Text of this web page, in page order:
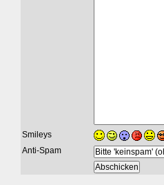
Smileys
Anti-Spam